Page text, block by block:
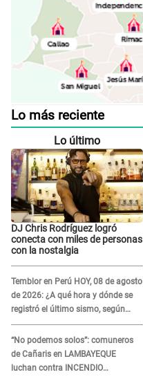
Lo más reciente
Lo último
DJ Chris Rodríguez logró
conecta con miles de personas
con la nostalgia
Temblor en Perú HOY, 08 de agosto
de 2026: ¿A qué hora y dónde se
registró el último sismo, según
IGP?
“No podemos solos”: comuneros
de Cañaris en LAMBAYEQUE
luchan contra INCENDIO